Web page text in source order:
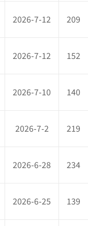
2026-7-12 209
2026-7-12 152
2026-7-10 140
2026-7-2 219
2026-6-28 234
2026-6-25 139